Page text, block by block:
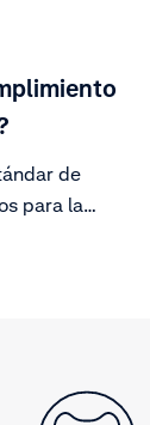
de
para la